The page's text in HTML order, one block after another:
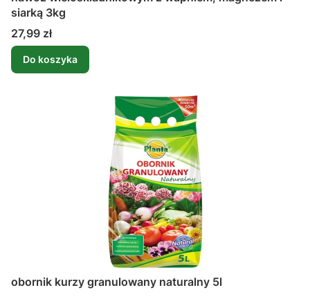
siarką 3kg
Cena
27,99 zł
Do koszyka
obornik kurzy granulowany naturalny 5l